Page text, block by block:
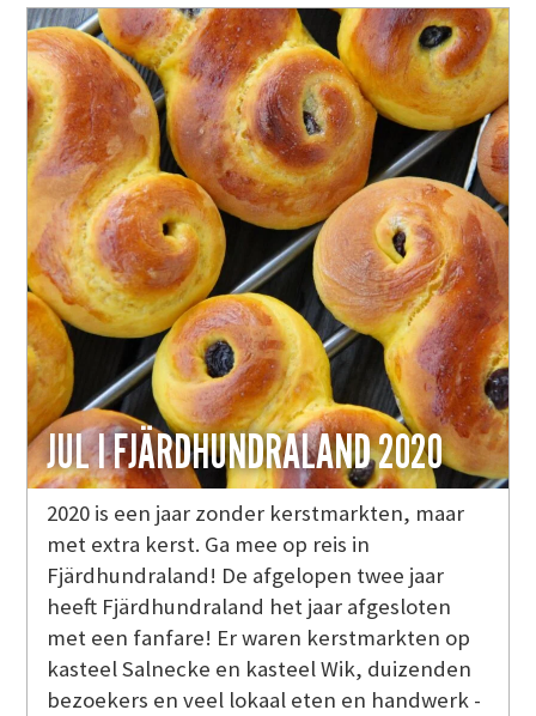
JUL I FJÄRDHUNDRALAND 2020
2020 is een jaar zonder kerstmarkten, maar
met extra kerst. Ga mee op reis in
Fjärdhundraland! De afgelopen twee jaar
heeft Fjärdhundraland het jaar afgesloten
met een fanfare! Er waren kerstmarkten op
kasteel Salnecke en kasteel Wik, duizenden
bezoekers en veel lokaal eten en handwerk -